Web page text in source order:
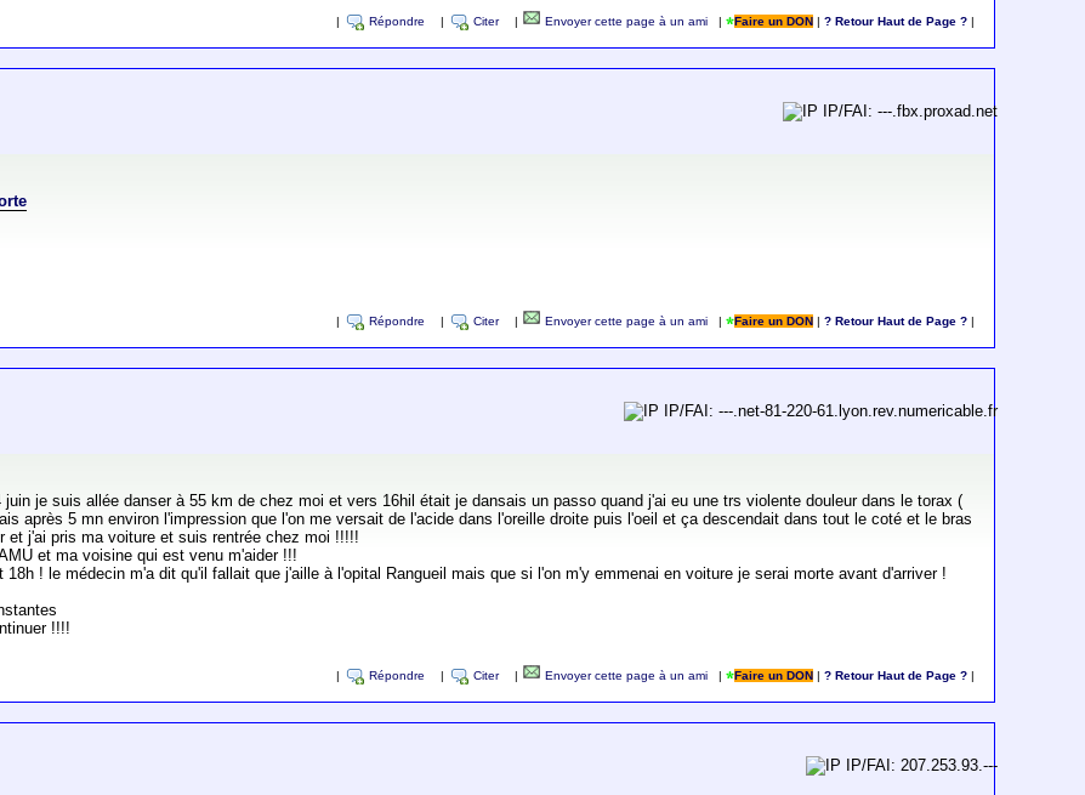
Répondre Citer Envoyer cette page à un ami| Faire un DON ? Retour Haut de Page ?|
IP/FAI: ---.fbx.proxad.net
Répondre Citer Envoyer cette page à un ami| Faire un DON ? Retour Haut de Page ?|
IP/FAI: ---.net-81-220-61.lyon.rev.numericable.fr
je suis allée danser à 55 km de chez moi et vers 16hil était je dansais un passo quand j'ai eu une trs violente douleur dans le torax (
après 5 mn environ l'impression que l'on me versait de l'acide dans l'oreille droite puis l'oeil et ça descendait dans tout le coté et le bras
et j'ai pris ma voiture et suis rentrée chez moi !!!!!
et ma voisine qui est venu m'aider !!!
! le médecin m'a dit qu'il fallait que j'aille à l'opital Rangueil mais que si l'on m'y emmenai en voiture je serai morte avant d'arriver !
!!!!
Répondre Citer Envoyer cette page à un ami| Faire un DON ? Retour Haut de Page ?|
IP/FAI: 207.253.93.---